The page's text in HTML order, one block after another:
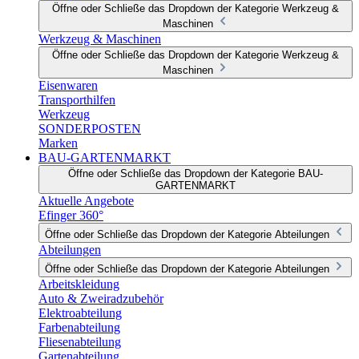
Öffne oder Schließe das Dropdown der Kategorie Werkzeug &
Maschinen
Werkzeug & Maschinen
Öffne oder Schließe das Dropdown der Kategorie Werkzeug &
Maschinen
Eisenwaren
Transporthilfen
Werkzeug
SONDERPOSTEN
Marken
BAU-GARTENMARKT
Öffne oder Schließe das Dropdown der Kategorie BAU-
GARTENMARKT
Aktuelle Angebote
Efinger 360°
Öffne oder Schließe das Dropdown der Kategorie Abteilungen
Abteilungen
Öffne oder Schließe das Dropdown der Kategorie Abteilungen
Arbeitskleidung
Auto & Zweiradzubehör
Elektroabteilung
Farbenabteilung
Fliesenabteilung
Gartenabteilung